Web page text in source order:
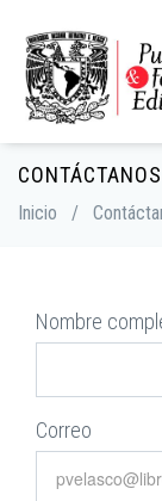
main
content
CONTÁCTANOS
Breadcrumb
Inicio /
Nombre
Correo